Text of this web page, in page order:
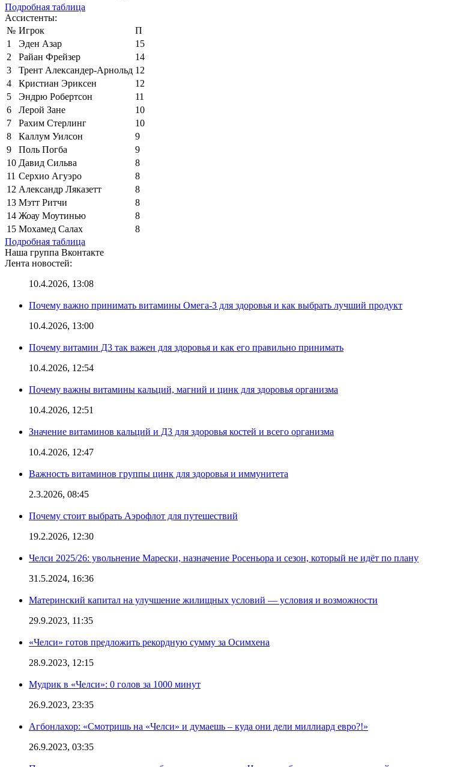
Подробная таблица
Ассистенты:
№ Игрок
П
1
Эден Азар
15
2
Райан Фрейзер
14
3
Трент Александер-Арнольд 12
4
Кристиан Эриксен
12
5
Эндрю Робертсон
11
6
Лерой Зане
10
7
Рахим Стерлинг
10
8
Каллум Уилсон
9
9
Поль Погба
9
10 Давид Сильва
8
11 Серхио Агуэро
8
12 Александр Ляказетт
8
13 Мэтт Ритчи
8
14 Жоау Моутинью
8
15 Мохамед Салах
8
Подробная таблица
Наша группа Вконтакте
Лента новостей:
10.4.2026, 13:08
Почему важно принимать витамины Омега-3 для здоровья и как выбрать лучший продукт
10.4.2026, 13:00
Почему витамин Д3 так важен для здоровья и как его правильно принимать
10.4.2026, 12:54
Почему важны витамины кальций, магний и цинк для здоровья организма
10.4.2026, 12:51
Значение витаминов кальций и Д3 для здоровья костей и всего организма
10.4.2026, 12:47
Важность витаминов группы цинк для здоровья и иммунитета
2.3.2026, 08:45
Почему стоит выбрать Аэрофлот для путешествий
19.2.2026, 12:30
Челси 2025/26: увольнение Марески, назначение Росеньора и сезон, который не идёт по плану
31.5.2024, 16:36
Материнский капитал на улучшение жилищных условий — условия и возможности
29.9.2023, 11:35
«Челси» готов предложить рекордную сумму за Осимхена
28.9.2023, 12:15
Мудрик в «Челси»: 0 голов за 1000 минут
26.9.2023, 23:35
Агбонлахор: «Смотришь на «Челси» и думаешь – куда они дели миллиард евро?!»
26.9.2023, 03:35